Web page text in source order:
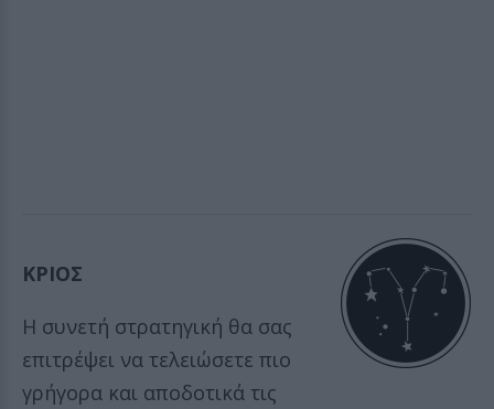
ΚΡΙΟΣ
Η συνετή στρατηγική θα σας
επιτρέψει να τελειώσετε πιο
γρήγορα και αποδοτικά τις